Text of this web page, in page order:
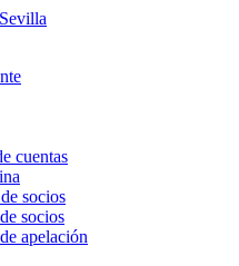
cuentas
socios
socios
apelación